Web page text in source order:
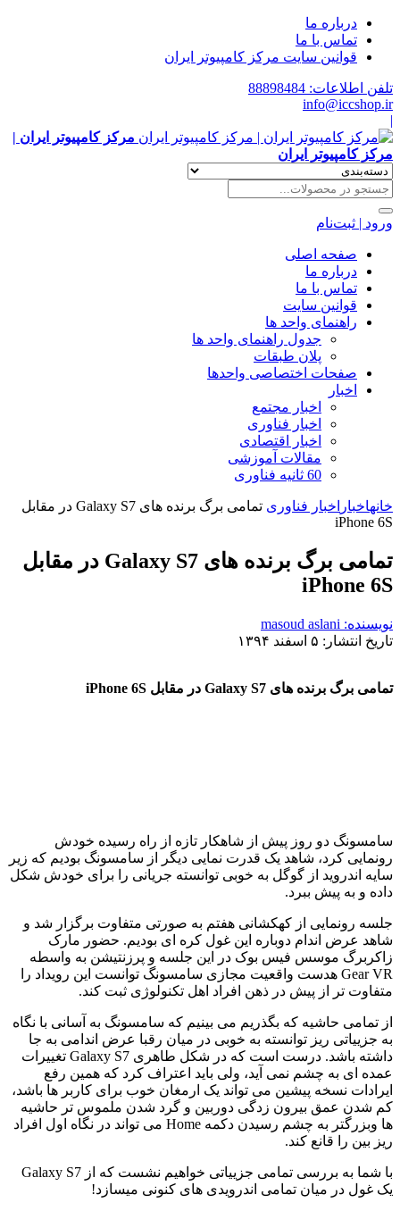
درباره ما
تماس با ما
قوانین سایت مرکز کامپیوتر ایران
تلفن اطلاعات: 88898484
info@iccshop.ir
|
مرکز کامپیوتر ایران |
مرکز کامپیوتر ایران
ورود | ثبت‌نام
صفحه اصلی
درباره ما
تماس با ما
قوانین سایت
راهنمای واحد ها
جدول راهنمای واحد ها
پلان طبقات
صفحات اختصاصی واحدها
اخبار
اخبار مجتمع
اخبار فناوری
اخبار اقتصادی
مقالات آموزشی
60 ثانیه فناوری
خانهاخبار اخبار فناوری
تمامی برگ برنده های Galaxy S7 در مقابل
iPhone 6S
تمامی برگ برنده های Galaxy S7 در مقابل
iPhone 6S
نویسنده: masoud aslani
تاریخ انتشار: ۵ اسفند ۱۳۹۴
تمامی برگ برنده های Galaxy S7 در مقابل iPhone 6S
سامسونگ دو روز پیش از شاهکار تازه از راه رسیده خودش
رونمایی کرد، شاهد یک قدرت نمایی دیگر از سامسونگ بودیم که زیر
سایه اندروید از گوگل به خوبی توانسته جریانی را برای خودش شکل
داده و به پیش ببرد.
جلسه رونمایی از کهکشانی هفتم به صورتی متفاوت برگزار شد و
شاهد عرض اندام دوباره این غول کره ای بودیم. حضور مارک
زاکربرگ موسس فیس بوک در این جلسه و پرزنتیشن به واسطه
Gear VR هدست واقعیت مجازی سامسونگ توانست این رویداد را
متفاوت تر از پیش در ذهن افراد اهل تکنولوژی ثبت کند.
از تمامی حاشیه که بگذریم می بینیم که سامسونگ به آسانی با نگاه
به جزییاتی ریز توانسته به خوبی در میان رقبا عرض اندامی به جا
داشته باشد. درست است که در شکل طاهری Galaxy S7 تغییرات
عمده ای به چشم نمی آید، ولی باید اعتراف کرد که همین رفع
ایرادات نسخه پیشین می تواند یک ارمغان خوب برای کاربر ها باشد،
کم شدن عمق بیرون زدگی دوربین و گرد شدن ملموس تر حاشیه
ها وبزرگتر به چشم رسیدن دکمه Home می تواند در نگاه اول افراد
ریز بین را قانع کند.
با شما به بررسی تمامی جزییاتی خواهیم نشست که از Galaxy S7
یک غول در میان تمامی اندرویدی های کنونی میسازد!